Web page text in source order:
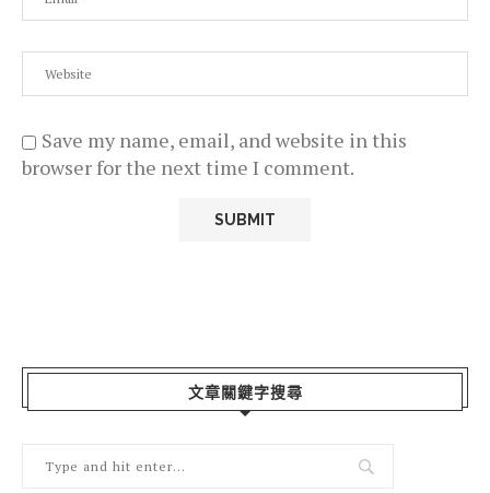
Save my name, email, and website in this
browser for the next time I comment.
文章關鍵字搜尋